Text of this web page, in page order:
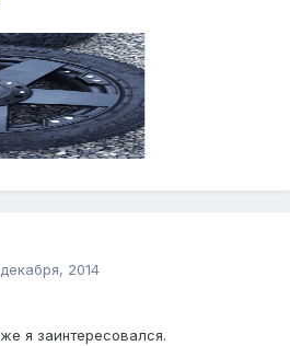
2014
я заинтересовался.